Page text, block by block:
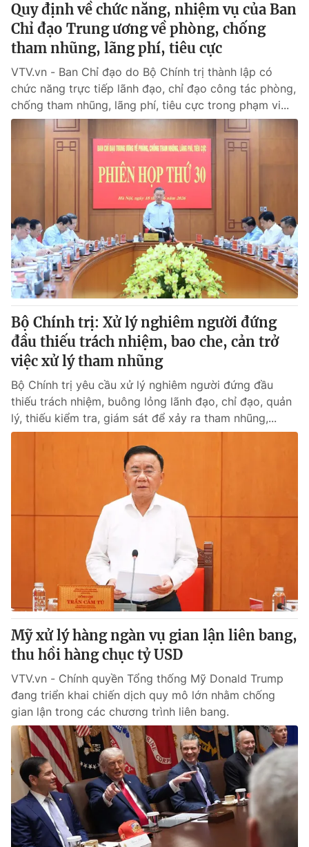
Góc doanh nghiệp
Truyền hình
Phim VTV
Hậu trường
Nhân vật
Khán giả
Giải sao mai
Giải trí
Điện ảnh
Âm nhạc
Đời sống
Du lịch
Chất lượng cuộc sống
Giáo dục
Hitech Công nghệ tương lai
Sản phẩm
Thị trường
Tư vấn
Giao lưu trực tuyến
Lịch phát sóng
Chuyên mục khác
Emagazine Podcast
Photo Infographic
Video Shorts video
VTV Thể thao
Bất động sản
Thị trường 24h Tấm lòng Việt
Vươn mình bằng AI
VTV9 VTV8
Liên hệ tòa soạn English
THỜI BÁO VTV
Theo dõi báo trên
Cơ quan chủ quản:Đài Truyền hình Việt Nam
Cơ quan báo chí:
Thời báo VTV
Giấy phép hoạt động báo in và báo điện tử số 483/GP-BTTTT
Quy định về chức năng, nhiệm vụ của Ban
Chỉ đạo Trung ương về phòng, chống
tham nhũng, lãng phí, tiêu cực
VTV.vn - Ban Chỉ đạo do Bộ Chính trị thành lập có
chức năng trực tiếp lãnh đạo, chỉ đạo công tác phòng,
chống tham nhũng, lãng phí, tiêu cực trong phạm vi...
Bộ Chính trị: Xử lý nghiêm người đứng
đầu thiếu trách nhiệm, bao che, cản trở
việc xử lý tham nhũng
Bộ Chính trị yêu cầu xử lý nghiêm người đứng đầu
thiếu trách nhiệm, buông lỏng lãnh đạo, chỉ đạo, quản
lý, thiếu kiểm tra, giám sát để xảy ra tham nhũng,...
Mỹ xử lý hàng ngàn vụ gian lận liên bang,
thu hồi hàng chục tỷ USD
VTV.vn - Chính quyền Tổng thống Mỹ Donald Trump
đang triển khai chiến dịch quy mô lớn nhằm chống
gian lận trong các chương trình liên bang.